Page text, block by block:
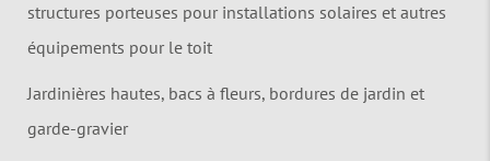
structures porteuses pour installations solaires et autres
équipements pour le toit
Jardinières hautes, bacs à fleurs, bordures de jardin et
garde-gravier